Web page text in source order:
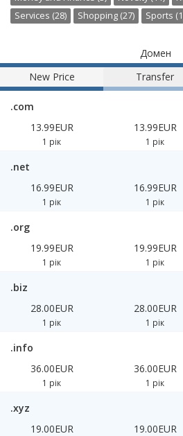
Services (28)
Shopping (27) Sports
Домен
New Price
Transfer
.com
13.99EUR
1 рік
13.99EUR
1 рік
.net
16.99EUR
1 рік
16.99EUR
1 рік
.org
19.99EUR
1 рік
19.99EUR
1 рік
.biz
28.00EUR
1 рік
28.00EUR
1 рік
.info
36.00EUR
1 рік
36.00EUR
1 рік
.xyz
19.00EUR
19.00EUR